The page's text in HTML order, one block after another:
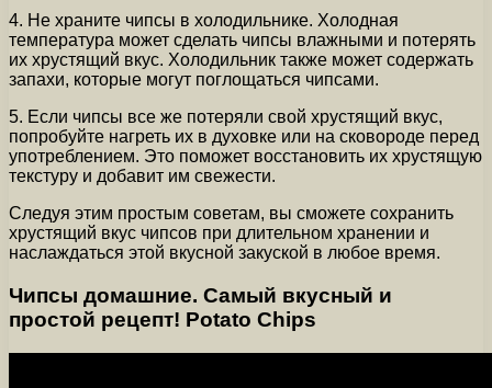
4. Не храните чипсы в холодильнике. Холодная
температура может сделать чипсы влажными и потерять
их хрустящий вкус. Холодильник также может содержать
запахи, которые могут поглощаться чипсами.
5. Если чипсы все же потеряли свой хрустящий вкус,
попробуйте нагреть их в духовке или на сковороде перед
употреблением. Это поможет восстановить их хрустящую
текстуру и добавит им свежести.
Следуя этим простым советам, вы сможете сохранить
хрустящий вкус чипсов при длительном хранении и
наслаждаться этой вкусной закуской в любое время.
Чипсы домашние. Самый вкусный и
простой рецепт! Potato Chips